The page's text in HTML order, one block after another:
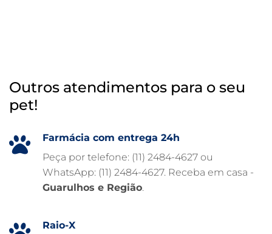
HOSPITAL VETERINÁRIO 24 HORAS
HOSPITAL VETERINÁRIO
FISIOTERAPIA VETERINÁRIA
FARMÁCIA VETERINÁRIA 24H
Outros atendimentos para o seu
pet!
Farmácia com entrega 24h
Peça por telefone: (11) 2484-4627 ou
WhatsApp: (11) 2484-4627. Receba em casa -
Guarulhos e Região.
Raio-X